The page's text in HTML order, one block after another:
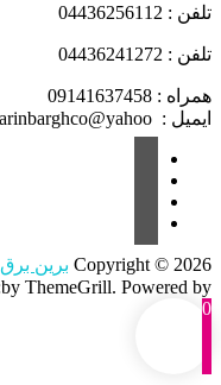
تلفن : 04436256112
تلفن : 04436241272
همراه : 09141637458
ایمیل : barinbarghco@yahoo
Copyright © 2026 برین برق
by ThemeGrill. Powered by:
0